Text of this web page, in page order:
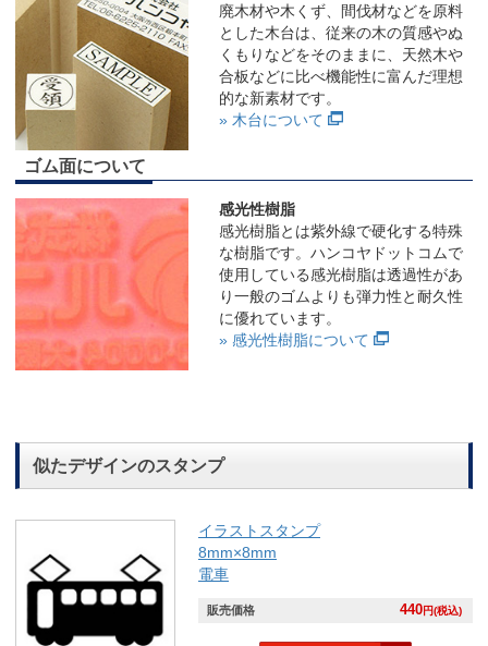
廃木材や木くず、間伐材などを原料
とした木台は、従来の木の質感やぬ
くもりなどをそのままに、天然木や
合板などに比べ機能性に富んだ理想
的な新素材です。
» 木台について
ゴム面について
感光性樹脂
感光樹脂とは紫外線で硬化する特殊
な樹脂です。ハンコヤドットコムで
使用している感光樹脂は透過性があ
り一般のゴムよりも弾力性と耐久性
に優れています。
» 感光性樹脂について
似たデザインのスタンプ
イラストスタンプ
8mm×8mm
電車
販売価格 440円(税込)